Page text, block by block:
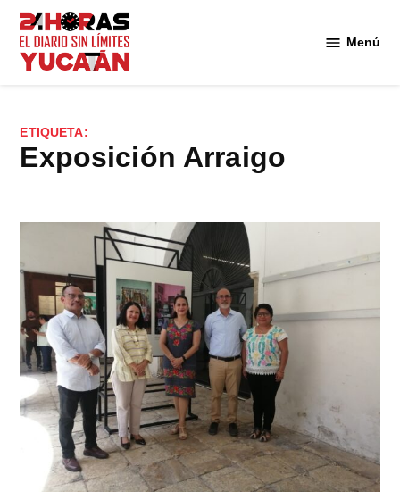
Saltar
contenido
Menú
ETIQUETA:
exposición Arraigo